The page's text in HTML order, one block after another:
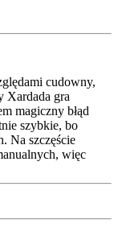
cudowny,
Xardada gra
magiczny błąd
szybkie, bo
Na szczęście
więc